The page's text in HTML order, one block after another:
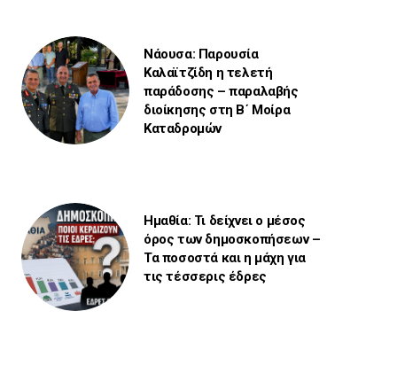
Νάουσα: Παρουσία
Καλαϊτζίδη η τελετή
παράδοσης – παραλαβής
διοίκησης στη Β΄ Μοίρα
Καταδρομών
Ημαθία: Τι δείχνει ο μέσος
όρος των δημοσκοπήσεων –
Τα ποσοστά και η μάχη για
τις τέσσερις έδρες